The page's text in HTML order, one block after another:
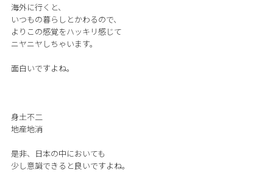
海外に行くと、
いつもの暮らしとかわるので、
よりこの感覚をハッキリ感じて
ニヤニヤしちゃいます。
面白いですよね。
身土不二
地産地消
是非、日本の中においても
少し意識できると良いですよね。